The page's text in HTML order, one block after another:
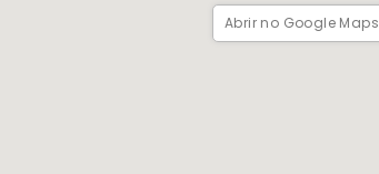
a pé até uma estação de metro
mesmo com reservas diferentes
Abrir no Google Maps